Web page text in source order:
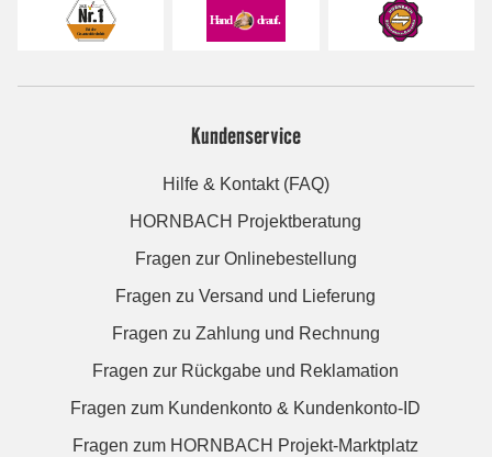
Kundenservice
Hilfe & Kontakt (FAQ)
HORNBACH Projektberatung
Fragen zur Onlinebestellung
Fragen zu Versand und Lieferung
Fragen zu Zahlung und Rechnung
Fragen zur Rückgabe und Reklamation
Fragen zum Kundenkonto & Kundenkonto-ID
Fragen zum HORNBACH Projekt-Marktplatz